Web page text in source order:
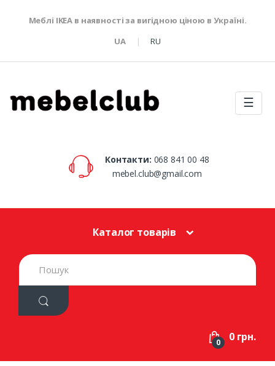
Меблі IKEA в наявності за вигідною ціною в Україні.
UA
RU
☰
Контакти: 068 841 00 48
mebel.club@gmail.com
Каталог товарів
S
e
h
:
0 0 грн.